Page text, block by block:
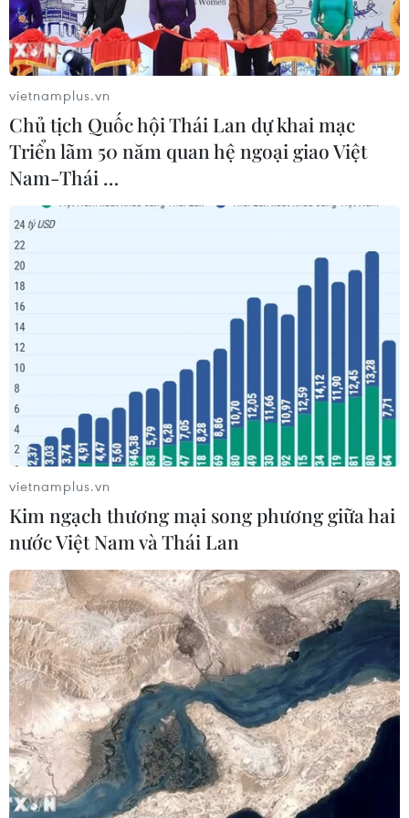
Truyền thông Iraq đưa tin sáng 8/12, người dân
đã nghe thấy các tiếng nổ gần Đại sứ quán Mỹ
tại Vùng Xanh ở trung tâm thủ đô Baghdad.
Còi báo động đã vang lên trong tòa nhà Đại sứ
quán Mỹ. Người phát ngôn Đại sứ quán Mỹ vẫn
chưa bình luận về vụ việc.
Hiện chưa rõ liệu hệ thống phòng không của
Đại sứ quán đã được kích hoạt hay có bất kỳ
thiệt hại nào sau vụ nổ hay không.
Lầu Năm Góc: 55 vụ tấn
công binh lính Mỹ tại Iraq
và Syria trong một tháng
qua
Kể từ ngày 17/10 đến nay, Bộ Quốc phòng Mỹ ghi
nhận đã xảy ra 55 vụ tấn công nhằm vào các lực
lượng của Mỹ, bao gồm 27 vụ tại Iraq và 28 vụ tại
Syria, khiến 59 người bị thương.
vietnamplus.vn
Chủ tịch Quốc hội Thái Lan dự khai mạc
Triển lãm 50 năm quan hệ ngoại giao Việt
Nam-Thái …
vietnamplus.vn
Kim ngạch thương mại song phương giữa hai
nước Việt Nam và Thái Lan